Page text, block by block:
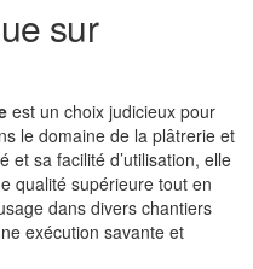
sur
est un choix judicieux pour
le domaine de la plâtrerie et
et sa facilité d’utilisation, elle
qualité supérieure tout en
dans divers chantiers
exécution savante et